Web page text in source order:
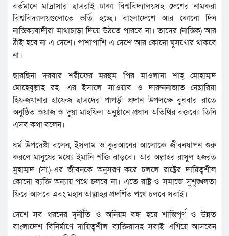
বর্তমানে মাদ্রাসার ছাত্ররাই ঢাকা বিশ্ববিদ্যালয়সহ দেশের নামকরা
বিশ্ববিদ্যালয়গুলোতে ভর্তি হচ্ছে। বাংলাদেশে আর কোনো দিন
নাস্তিক্যবাদীরা মাথাচাড়া দিয়ে উঠতে পারবে না। তাদের (নাস্তিক) আর
ঠাঁই হবে না এ দেশে। পাশাপাশি এ দেশে আর কোনো ঘুসখোর থাকবে
না।
ছারছিনা দরবার শরীফের মরহুম পির মাওলানা শাহ্ মোহাম্মদ
মোহেবুল্লাহ রহ. এর ইসালে সাওয়াব ও দারুননাজাত নেছারিয়া
হিফজখানার হাফেজ ছাত্রদের পাগড়ী প্রদান উপলক্ষে বুধবার রাতে
অনুষ্ঠিত ওয়াজ ও দুয়া মাহফিল অনুষ্ঠানে প্রধান অতিথির বক্তব্যে তিনি
এসব কথা বলেন।
ধর্ম উপদেষ্টা বলেন, ইসলাম ও কুরআনের আলোকে জীবনযাপন শুরু
করলে মানুষের মধ্যে ইমানি শক্তি বাড়বে। আর অল্লাহর রাসুল হজরত
মুহাম্মদ (সা.)-এর জীবনকে অনুসরণ করে চললে রাষ্ট্রের দায়িত্বশীল
কোনো ব্যক্তি অন্যায় পথে চলবে না। এতে রাষ্ট্র ও সমাজে সুশৃঙ্খলতা
ফিরে আসবে এবং মহান আল্লাহর প্রদর্শিত পথে চলবে সবাই।
দেশে সব ধরনের দুর্নীতি ও অনিয়ম বন্ধ হয়ে শান্তিপূর্ণ ও উন্নত
বাংলাদেশ বিনির্মাণে দায়িত্বশীল ব্যক্তিরাসহ সবাই এগিয়ে আসবেন